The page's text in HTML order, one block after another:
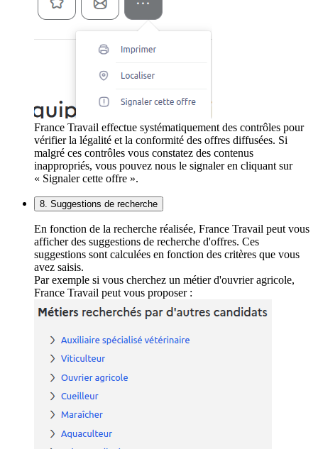
France Travail effectue systématiquement des contrôles pour
vérifier la légalité et la conformité des offres diffusées. Si
malgré ces contrôles vous constatez des contenus
inappropriés, vous pouvez nous le signaler en cliquant sur
« Signaler cette offre ».
8. Suggestions de recherche
En fonction de la recherche réalisée, France Travail peut vous
afficher des suggestions de recherche d'offres. Ces
suggestions sont calculées en fonction des critères que vous
avez saisis.
Par exemple si vous cherchez un métier d'ouvrier agricole,
France Travail peut vous proposer :